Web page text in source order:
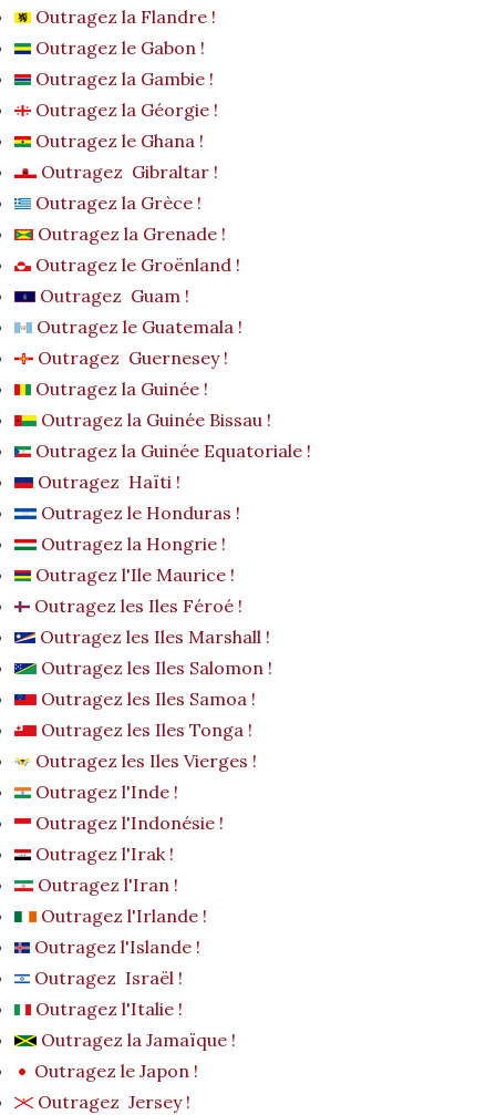
Outragez la Flandre !
Outragez le Gabon !
Outragez la Gambie !
Outragez la Géorgie !
Outragez le Ghana !
Outragez Gibraltar !
Outragez la Grèce !
Outragez la Grenade !
Outragez le Groënland !
Outragez Guam !
Outragez le Guatemala !
Outragez Guernesey !
Outragez la Guinée !
Outragez la Guinée Bissau !
Outragez la Guinée Equatoriale !
Outragez Haïti !
Outragez le Honduras !
Outragez la Hongrie !
Outragez l'Ile Maurice !
Outragez les Iles Féroé !
Outragez les Iles Marshall !
Outragez les Iles Salomon !
Outragez les Iles Samoa !
Outragez les Iles Tonga !
Outragez les Iles Vierges !
Outragez l'Inde !
Outragez l'Indonésie !
Outragez l'Irak !
Outragez l'Iran !
Outragez l'Irlande !
Outragez l'Islande !
Outragez Israël !
Outragez l'Italie !
Outragez la Jamaïque !
Outragez le Japon !
Outragez Jersey !